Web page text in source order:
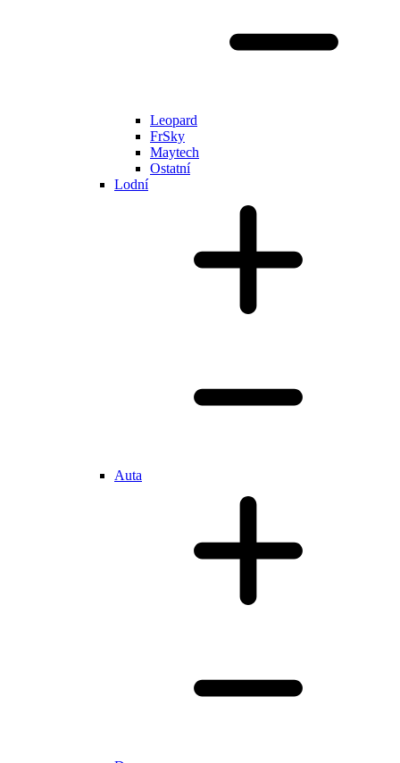
Leopard
FrSky
Maytech
Ostatní
Lodní
Auta